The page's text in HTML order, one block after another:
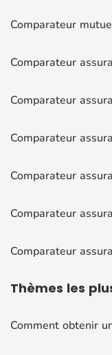
Comparateur
Comparateur
Comparateur
Comparateur
Comparateur
Comparateur
Comparateur
Thèmes les
Comment obtenir